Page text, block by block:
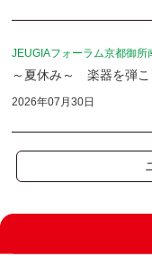
JEUGIAフォーラム京都御所
～夏休み～ 楽器を弾こ
2026年07月30日